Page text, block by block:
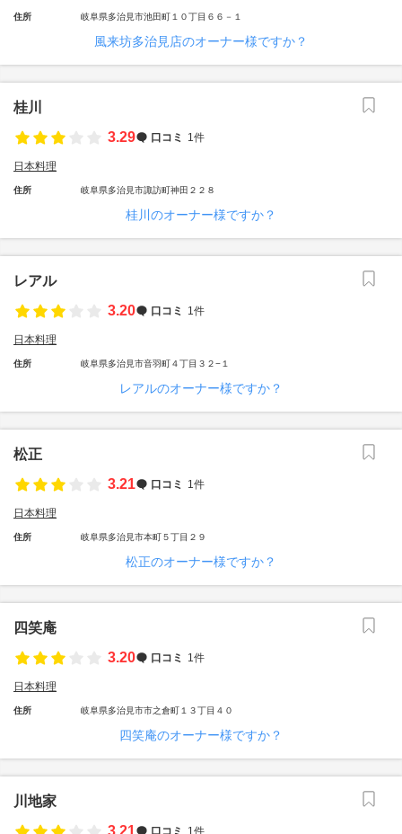
住所 岐阜県多治見市池田町１０丁目６６－１
風来坊多治見店のオーナー様ですか？
桂川
3.29
口コミ 1件
日本料理
住所 岐阜県多治見市諏訪町神田２２８
桂川のオーナー様ですか？
レアル
3.20
口コミ 1件
日本料理
住所 岐阜県多治見市音羽町４丁目３２−１
レアルのオーナー様ですか？
松正
3.21
口コミ 1件
日本料理
住所 岐阜県多治見市本町５丁目２９
松正のオーナー様ですか？
四笑庵
3.20
口コミ 1件
日本料理
住所 岐阜県多治見市市之倉町１３丁目４０
四笑庵のオーナー様ですか？
川地家
3.21
口コミ 1件